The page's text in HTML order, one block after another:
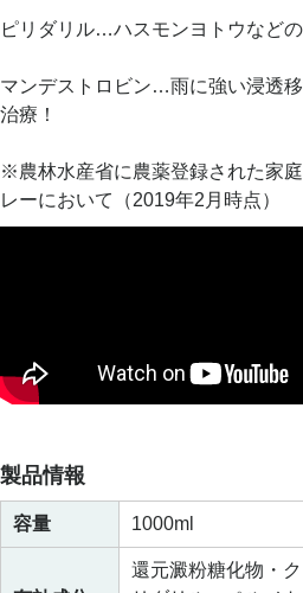
ピリダリル…ハスモンヨトウなどの
マンデストロビン…雨に強い浸透
治療！
※農林水産省に農薬登録された家
レーにおいて（2019年2月時点）
製品情報
容量 1000ml
還元澱粉糖化物・